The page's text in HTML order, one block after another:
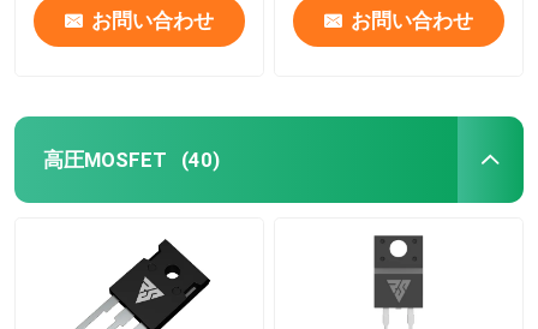
お問い合わせ お問い合わせ
高圧MOSFET (40)